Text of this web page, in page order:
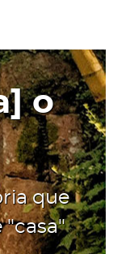
o
que
"casa"